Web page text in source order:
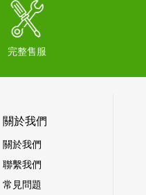
完整售服
關於我們
關於我們
聯繫我們
常見問題